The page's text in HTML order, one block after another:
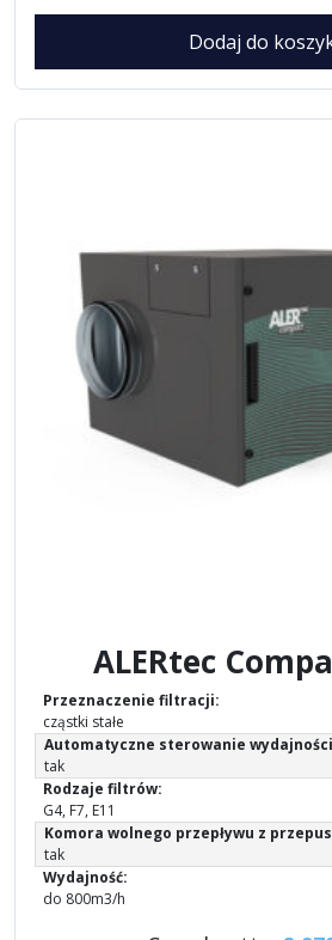
Dodaj do
ALERtec
Przeznaczenie filtracji:
cząstki stałe
Automatyczne sterowanie
tak
Rodzaje filtrów:
G4, F7, E11
Komora wolnego przepływu z
tak
Wydajność:
do 800m3/h